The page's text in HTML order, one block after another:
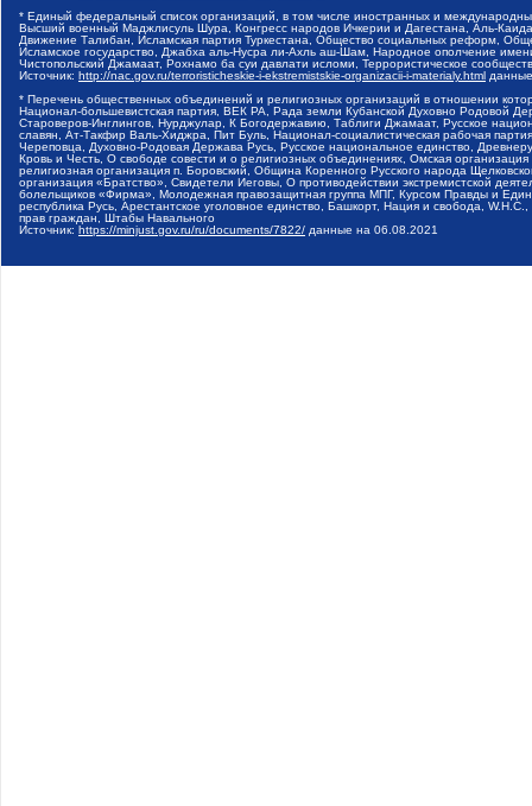
* Единый федеральный список организаций, в том числе иностранных и
Высший военный Маджлисуль Шура, Конгресс народов Ичкерии и Дагестана, Аль-
Движение Талибан, Исламская партия Туркестана, Общество социальных реформ,
Исламское государство, Джабха аль-Нусра ли-Ахль аш-Шам, Народное ополчение
Чистопольский Джамаат, Рохнамо ба суи давлати исломи, Террористическое
Источник: http://nac.gov.ru/terroristicheskie-i-ekstremistskie-organizacii-i-materialy.html
* Перечень общественных объединений и религиозных организаций в отношении
Национал-большевистская партия, ВЕК РА, Рада земли Кубанской Духовно Родовой
Староверов-Инглингов, Нурджулар, К Богодержавию, Таблиги Джамаат, Русское
славян, Ат-Такфир Валь-Хиджра, Пит Буль, Национал-социалистическая рабочая
Череповца, Духовно-Родовая Держава Русь, Русское национальное единство,
Кровь и Честь, О свободе совести и о религиозных объединениях, Омская
религиозная организация п. Боровский, Община Коренного Русского народа
организация «Братство», Свидетели Иеговы, О противодействии экстремистской
болельщиков «Фирма», Молодежная правозащитная группа МПГ, Курсом Правды и
республика Русь, Арестантское уголовное единство, Башкорт, Нация и свобода,
прав граждан, Штабы Навального
Источник: https://minjust.gov.ru/ru/documents/7822/ данные на 06.08.2021